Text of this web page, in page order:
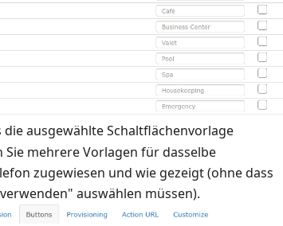
ausgewählte Schaltflächenvorlage
mehrere Vorlagen für dasselbe
zugewiesen und wie gezeigt (ohne dass
auswählen müssen).